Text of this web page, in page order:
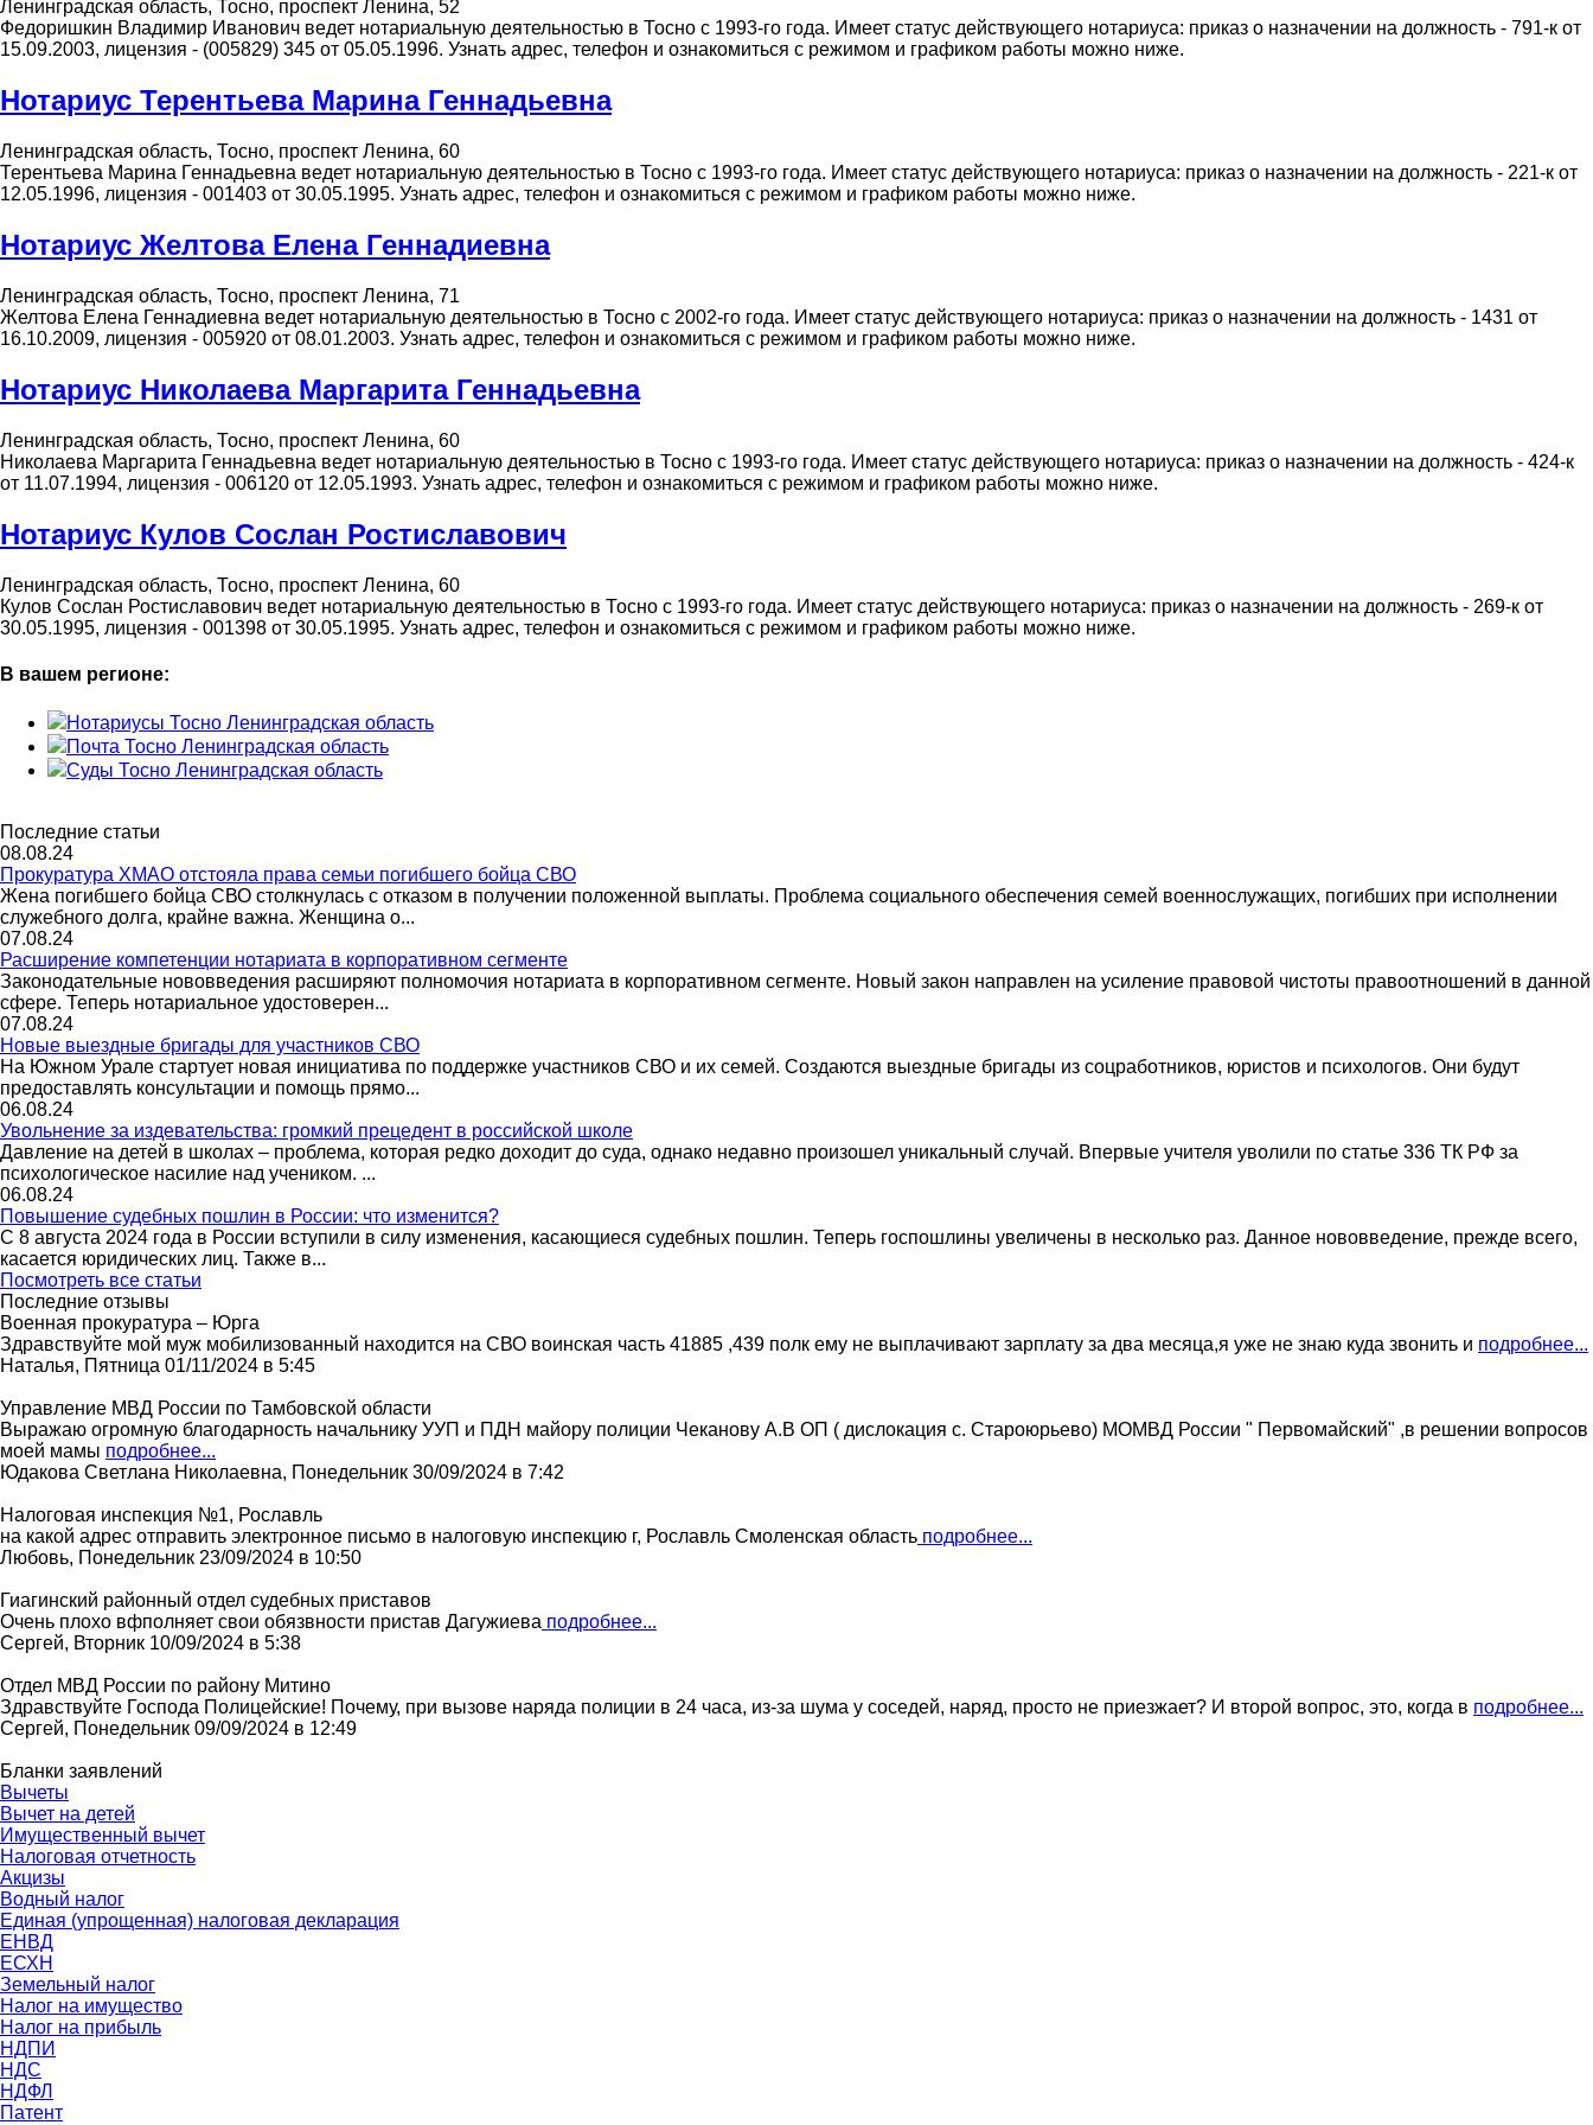
Ленинградская область, Тосно, проспект Ленина, 52
Федоришкин Владимир Иванович ведет нотариальную деятельностью в Тосно с 1993-го года. Имеет статус действующего нотариуса: приказ о назначении на должность - 791-к от
15.09.2003, лицензия - (005829) 345 от 05.05.1996. Узнать адрес, телефон и ознакомиться с режимом и графиком работы можно ниже.
Нотариус Терентьева Марина Геннадьевна
Ленинградская область, Тосно, проспект Ленина, 60
Терентьева Марина Геннадьевна ведет нотариальную деятельностью в Тосно с 1993-го года. Имеет статус действующего нотариуса: приказ о назначении на должность - 221-к от
12.05.1996, лицензия - 001403 от 30.05.1995. Узнать адрес, телефон и ознакомиться с режимом и графиком работы можно ниже.
Нотариус Желтова Елена Геннадиевна
Ленинградская область, Тосно, проспект Ленина, 71
Желтова Елена Геннадиевна ведет нотариальную деятельностью в Тосно с 2002-го года. Имеет статус действующего нотариуса: приказ о назначении на должность - 1431 от
16.10.2009, лицензия - 005920 от 08.01.2003. Узнать адрес, телефон и ознакомиться с режимом и графиком работы можно ниже.
Нотариус Николаева Маргарита Геннадьевна
Ленинградская область, Тосно, проспект Ленина, 60
Николаева Маргарита Геннадьевна ведет нотариальную деятельностью в Тосно с 1993-го года. Имеет статус действующего нотариуса: приказ о назначении на должность - 424-к
от 11.07.1994, лицензия - 006120 от 12.05.1993. Узнать адрес, телефон и ознакомиться с режимом и графиком работы можно ниже.
Нотариус Кулов Сослан Ростиславович
Ленинградская область, Тосно, проспект Ленина, 60
Кулов Сослан Ростиславович ведет нотариальную деятельностью в Тосно с 1993-го года. Имеет статус действующего нотариуса: приказ о назначении на должность - 269-к от
30.05.1995, лицензия - 001398 от 30.05.1995. Узнать адрес, телефон и ознакомиться с режимом и графиком работы можно ниже.
В вашем регионе:
Нотариусы Тосно Ленинградская область
Почта Тосно Ленинградская область
Суды Тосно Ленинградская область
Последние статьи
08.08.24
Прокуратура ХМАО отстояла права семьи погибшего бойца СВО
Жена погибшего бойца СВО столкнулась с отказом в получении положенной выплаты. Проблема социального обеспечения семей военнослужащих, погибших при исполнении
служебного долга, крайне важна. Женщина о...
07.08.24
Расширение компетенции нотариата в корпоративном сегменте
Законодательные нововведения расширяют полномочия нотариата в корпоративном сегменте. Новый закон направлен на усиление правовой чистоты правоотношений в данной
сфере. Теперь нотариальное удостоверен...
07.08.24
Новые выездные бригады для участников СВО
На Южном Урале стартует новая инициатива по поддержке участников СВО и их семей. Создаются выездные бригады из соцработников, юристов и психологов. Они будут
предоставлять консультации и помощь прямо...
06.08.24
Увольнение за издевательства: громкий прецедент в российской школе
Давление на детей в школах – проблема, которая редко доходит до суда, однако недавно произошел уникальный случай. Впервые учителя уволили по статье 336 ТК РФ за
психологическое насилие над учеником. ...
06.08.24
Повышение судебных пошлин в России: что изменится?
С 8 августа 2024 года в России вступили в силу изменения, касающиеся судебных пошлин. Теперь госпошлины увеличены в несколько раз. Данное нововведение, прежде всего,
касается юридических лиц. Также в...
Посмотреть все статьи
Последние отзывы
Военная прокуратура – Юрга
Здравствуйте мой муж мобилизованный находится на СВО воинская часть 41885 ,439 полк ему не выплачивают зарплату за два месяца,я уже не знаю куда звонить и подробнее...
Наталья, Пятница 01/11/2024 в 5:45
Управление МВД России по Тамбовской области
Выражаю огромную благодарность начальнику УУП и ПДН майору полиции Чеканову А.В ОП ( дислокация с. Староюрьево) МОМВД России " Первомайский" ,в решении вопросов
моей мамы подробнее...
Юдакова Светлана Николаевна, Понедельник 30/09/2024 в 7:42
Налоговая инспекция №1, Рославль
на какой адрес отправить электронное письмо в налоговую инспекцию г, Рославль Смоленская область подробнее...
Любовь, Понедельник 23/09/2024 в 10:50
Гиагинский районный отдел судебных приставов
Очень плохо вфполняет свои обязвности пристав Дагужиева подробнее...
Сергей, Вторник 10/09/2024 в 5:38
Отдел МВД России по району Митино
Здравствуйте Господа Полицейские! Почему, при вызове наряда полиции в 24 часа, из-за шума у соседей, наряд, просто не приезжает? И второй вопрос, это, когда в подробнее...
Сергей, Понедельник 09/09/2024 в 12:49
Бланки заявлений
Вычеты
Вычет на детей
Имущественный вычет
Налоговая отчетность
Акцизы
Водный налог
Единая (упрощенная) налоговая декларация
ЕНВД
ЕСХН
Земельный налог
Налог на имущество
Налог на прибыль
НДПИ
НДС
НДФЛ
Патент